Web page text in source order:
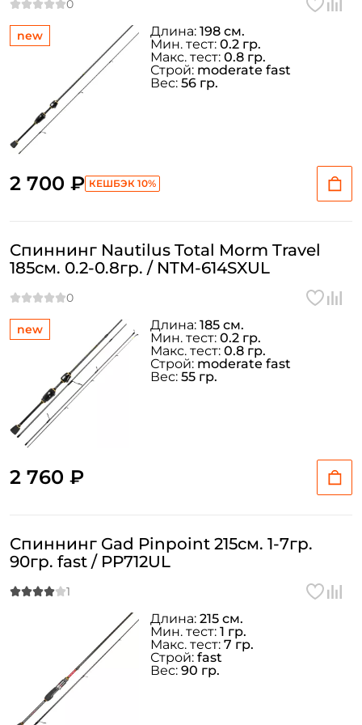
new
2 700 ₽ КЕШБЭК 10%
Длина: 198 см.
Мин. тест: 0.2 гр.
Макс. тест: 0.8 гр.
Строй: moderate fast
Вес: 56 гр.
new
Спиннинг Nautilus Total Morm Travel
185см. 0.2-0.8гр. / NTM-614SXUL
2 760 ₽
Длина: 185 см.
Мин. тест: 0.2 гр.
Макс. тест: 0.8 гр.
Строй: moderate fast
Вес: 55 гр.
Спиннинг Gad Pinpoint 215см. 1-7гр.
90гр. fast / PP712UL
Длина: 215 см.
Мин. тест: 1 гр.
Макс. тест: 7 гр.
Строй: fast
Вес: 90 гр.